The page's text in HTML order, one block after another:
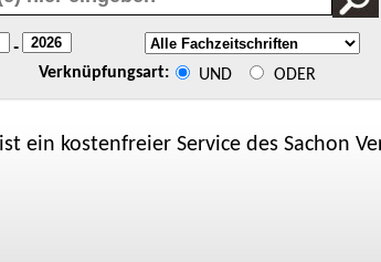
-
Verknüpfungsart: UND ODER
ein kostenfreier Service des Sachon